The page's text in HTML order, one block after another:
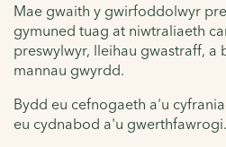
Mae gwaith y gwirfoddolwyr
gymuned tuag at niwtraliaeth
preswylwyr, lleihau gwastraff, a
mannau gwyrdd.
Bydd eu cefnogaeth a'u
eu cydnabod a'u gwerthfawrogi.